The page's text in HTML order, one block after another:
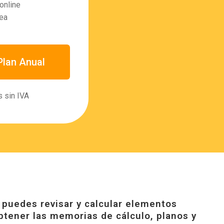
Anual
sin IVA
puedes revisar y calcular elementos
las memorias de cálculo, planos y